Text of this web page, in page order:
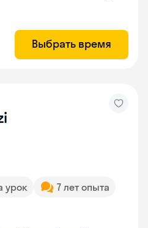
Выбрать время
урок
7 лет опыта